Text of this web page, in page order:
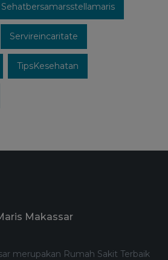
Sehatbersamarsstellamaris
Servireincaritate
TipsKesehatan
Makassar
merupakan Rumah Sakit Terbaik